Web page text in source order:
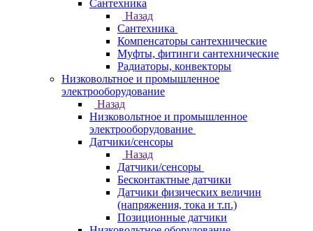
Сантехника
Назад
Сантехника
Компенсаторы сантехнические
Муфты, фитинги сантехнические
Радиаторы, конвекторы
Низковольтное и промышленное
электрооборудование
Назад
Низковольтное и промышленное
электрооборудование
Датчики/сенсоры
Назад
Датчики/сенсоры
Бесконтактные датчики
Датчики физических величин
(напряжения, тока и т.п.)
Позиционные датчики